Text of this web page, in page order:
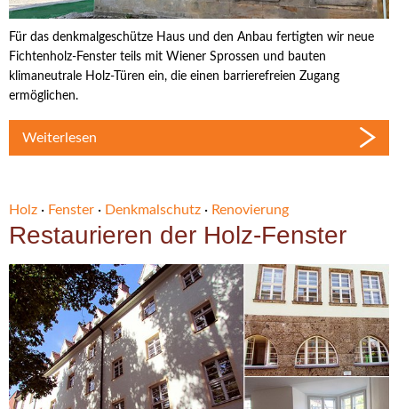
Für das denkmalgeschütze Haus und den Anbau fertigten wir neue
Fichtenholz-Fenster teils mit Wiener Sprossen und bauten
klimaneutrale Holz-Türen ein, die einen barrierefreien Zugang
ermöglichen.
Weiterlesen
Holz · Fenster · Denkmalschutz · Renovierung
Restaurieren der Holz-Fenster